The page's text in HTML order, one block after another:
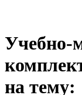
Учебно-
на тему: